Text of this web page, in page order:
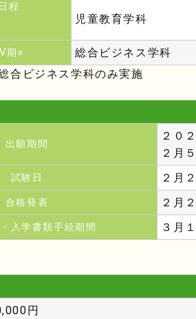
程
児童教育学科
期※ 総合ビジネス学科
合ビジネス学科のみ実施
出願期間
２０
２月
試験日 ２月
合格発表 ２月
入学書類手続期間 ３月
円